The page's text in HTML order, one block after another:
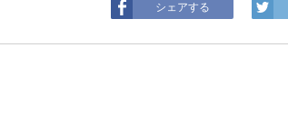
シェアする